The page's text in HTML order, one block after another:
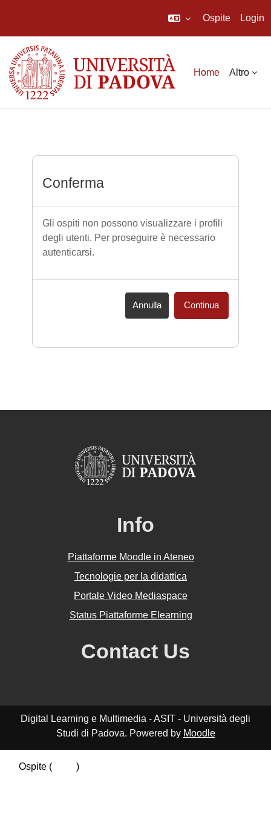
Ospite Login
Home Altro
Conferma
Gli ospiti non possono visualizzare i profili
degli utenti. Per proseguire è necessario
autenticarsi.
Annulla Continua
Info
Piattaforme Moodle in Ateneo
Tecnologie per la didattica
Portale Video Mediaspace
Status Piattaforme Elearning
Contact Us
Digital Learning e Multimedia - ASIT - Università degli
Studi di Padova. Powered by Moodle
Ospite (
)